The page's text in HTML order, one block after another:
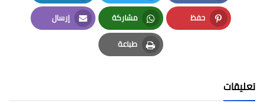
Facebook
Twitter
LinkedIn
حفظ
Pinterest
مشاركة
Whatsapp
إرسال
Email
طباعة
Print
تعليقات